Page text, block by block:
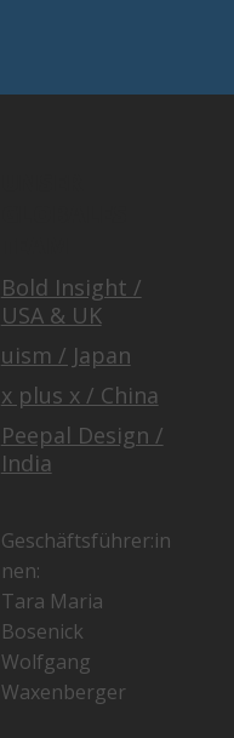
Bold Insight /
USA & UK
uism / Japan
x plus x / China
Peepal Design /
India
Geschäftsführer:in
nen:
Tara Maria
Bosenick
Wolfgang
Waxenberger